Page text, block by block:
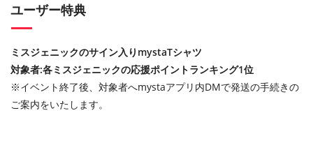
ユーザー特典
ミスジェニックのサイン入りmystaTシャツ
対象者:各ミスジェニックの応援ポイントランキング1位
※イベント終了後、対象者へmystaアプリ内DMで発送の手続きの
ご案内をいたします。